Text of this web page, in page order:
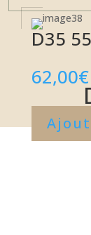
D35
62,00€